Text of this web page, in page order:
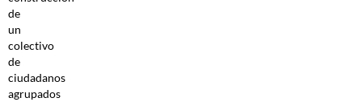
de
un
colectivo
de
ciudadanos
agrupados